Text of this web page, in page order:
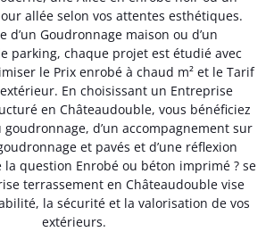
allée selon vos attentes esthétiques.
d’un Goudronnage maison ou d’un
parking, chaque projet est étudié avec
le Prix enrobé à chaud m² et le Tarif
En choisissant un Entreprise
en Châteaudouble, vous bénéficiez
goudronnage, d’un accompagnement sur
et pavés et d’une réflexion
question Enrobé ou béton imprimé ? se
terrassement en Châteaudouble vise
la sécurité et la valorisation de vos
extérieurs.